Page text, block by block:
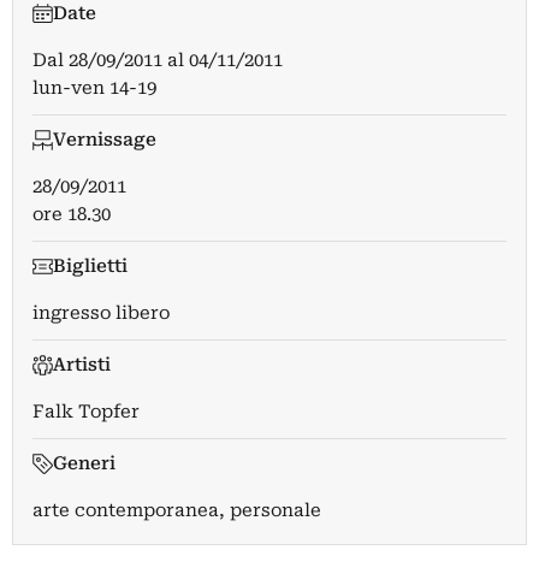
Date
Dal 28/09/2011 al 04/11/2011
lun-ven 14-19
Vernissage
28/09/2011
ore 18.30
Biglietti
ingresso libero
Artisti
Falk Topfer
Generi
arte contemporanea, personale